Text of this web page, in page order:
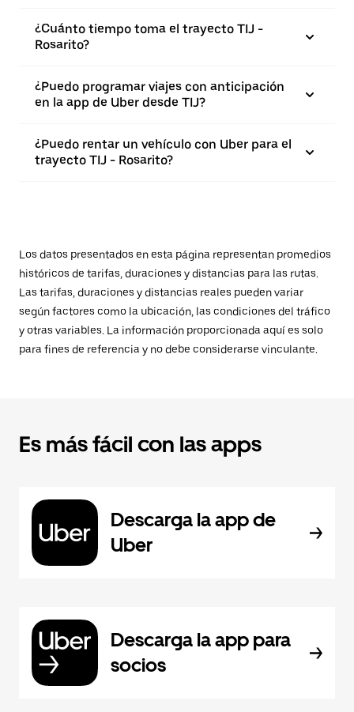
¿Cuánto tiempo toma el trayecto TIJ -
Rosarito?
¿Puedo programar viajes con anticipación
en la app de Uber desde TIJ?
¿Puedo rentar un vehículo con Uber para el
trayecto TIJ - Rosarito?
Los datos presentados en esta página representan promedios
históricos de tarifas, duraciones y distancias para las rutas.
Las tarifas, duraciones y distancias reales pueden variar
según factores como la ubicación, las condiciones del tráfico
y otras variables. La información proporcionada aquí es solo
para fines de referencia y no debe considerarse vinculante.
Es más fácil con las apps
Descarga la app de
Uber
Descarga la app para
socios